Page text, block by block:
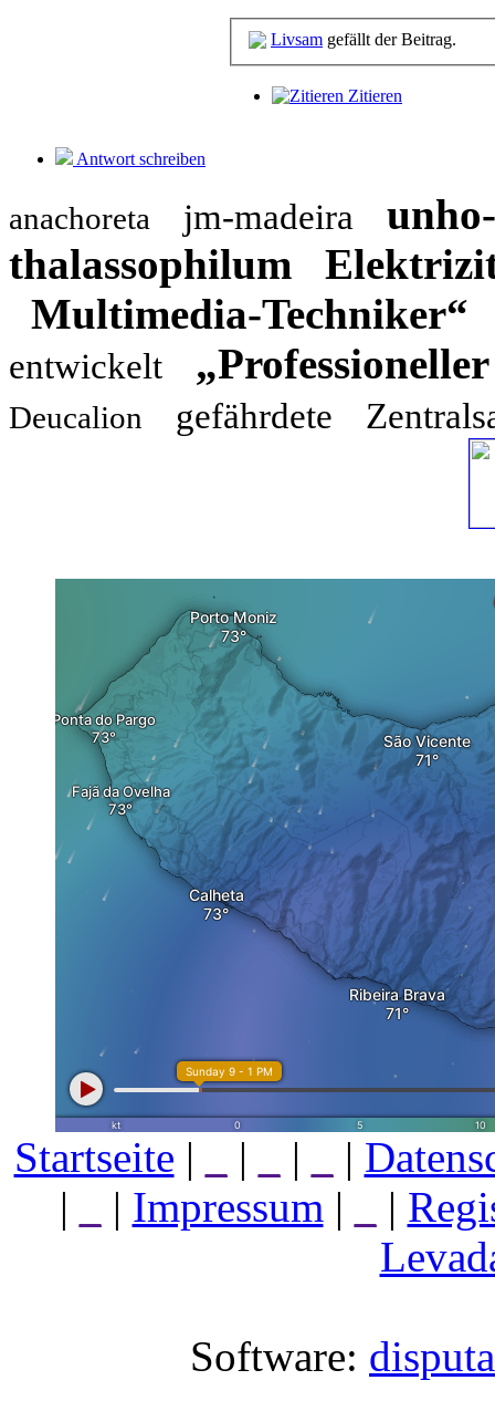
Livsam gefällt der Beitrag.
Zitieren
Antwort schreiben
anachoreta jm-madeira
thalassophilum
Multimedia-Techniker“
entwickelt „Professioneller
Deucalion gefährdete
Startseite | | | |
|
| Impressum | |
Software: